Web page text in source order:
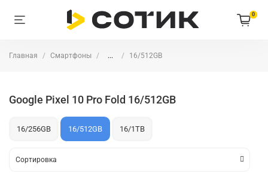
0
Главная Смартфоны ... 16/512GB
Google Pixel 10 Pro Fold 16/512GB
16/256GB 16/512GB 16/1TB